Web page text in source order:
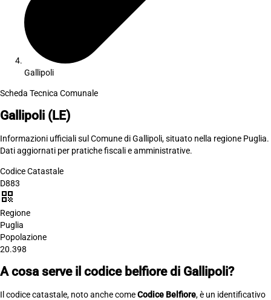
Gallipoli
Scheda Tecnica Comunale
Gallipoli (LE)
Informazioni ufficiali sul Comune di Gallipoli, situato nella regione Puglia.
Dati aggiornati per pratiche fiscali e amministrative.
Codice Catastale
D883
qr_code
Regione
Puglia
Popolazione
20.398
A cosa serve il codice belfiore di Gallipoli?
Il codice catastale, noto anche comeCodice Belfiore, è un identificativo